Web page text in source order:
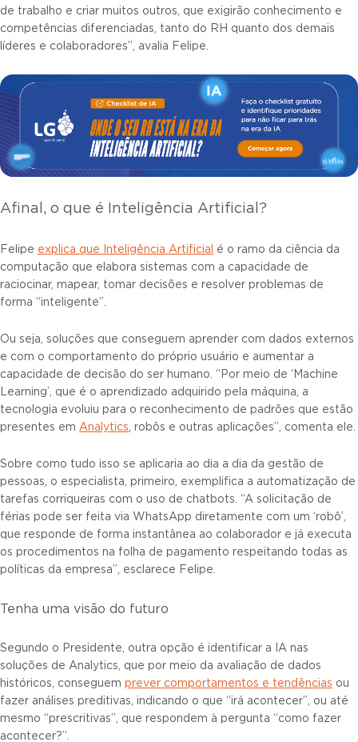
de trabalho e criar muitos outros, que exigirão conhecimento e
competências diferenciadas, tanto do RH quanto dos demais
líderes e colaboradores”, avalia Felipe.
Afinal, o que é Inteligência Artificial?
Felipe explica que Inteligência Artificial
é o ramo da ciência da
computação que elabora sistemas com a capacidade de
raciocinar, mapear, tomar decisões e resolver problemas de
forma “inteligente”.
Ou seja, soluções que conseguem aprender com dados externos
e com o comportamento do próprio usuário e aumentar a
capacidade de decisão do ser humano. “Por meio de ‘Machine
Learning’, que é o aprendizado adquirido pela máquina, a
tecnologia evoluiu para o reconhecimento de padrões que estão
presentes em Analytics , robôs e outras aplicações”, comenta ele.
Sobre como tudo isso se aplicaria ao dia a dia da gestão de
pessoas, o especialista, primeiro, exemplifica a automatização de
tarefas corriqueiras com o uso de chatbots. “A solicitação de
férias pode ser feita via WhatsApp diretamente com um ‘robô’,
que responde de forma instantânea ao colaborador e já executa
os procedimentos na folha de pagamento respeitando todas as
políticas da empresa”, esclarece Felipe.
Tenha uma visão do futuro
Segundo o Presidente, outra opção é identificar a IA nas
soluções de Analytics, que por meio da avaliação de dados
históricos, conseguem prever comportamentos e tendências ou
fazer análises preditivas, indicando o que “irá acontecer”, ou até
mesmo “prescritivas”, que respondem à pergunta “como fazer
acontecer?”.